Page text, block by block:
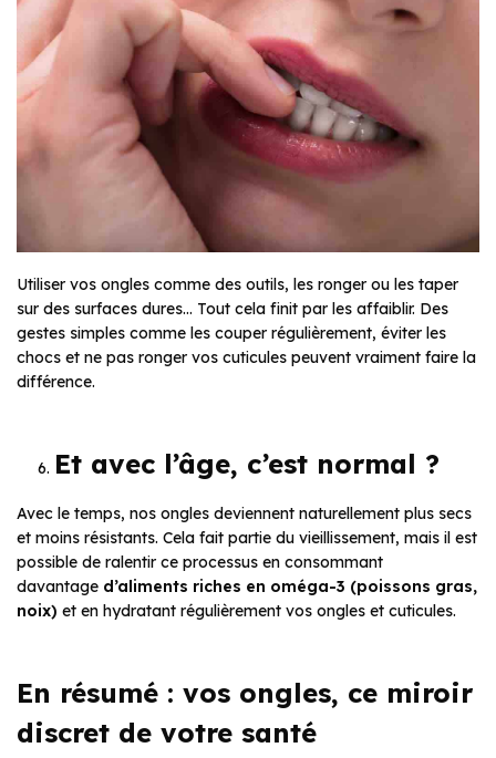
Utiliser vos ongles comme des outils, les ronger ou les taper
sur des surfaces dures… Tout cela finit par les affaiblir. Des
gestes simples comme les couper régulièrement, éviter les
chocs et ne pas ronger vos cuticules peuvent vraiment faire la
différence.
Et avec l’âge, c’est normal ?
Avec le temps, nos ongles deviennent naturellement plus secs
et moins résistants. Cela fait partie du vieillissement, mais il est
possible de ralentir ce processus en consommant
davantage d’aliments riches en oméga-3 (poissons gras,
noix) et en hydratant régulièrement vos ongles et cuticules.
En résumé : vos ongles, ce miroir
discret de votre santé